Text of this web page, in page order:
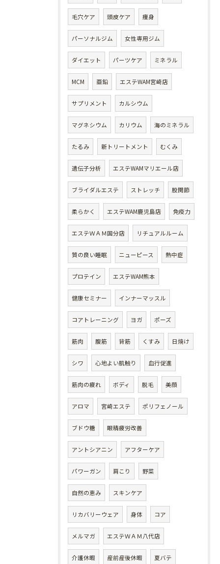
毛穴ケア 頭皮ケア 痩身
パーソナルジム 女性専用ジム
ダイエット パーツケア ミネラル
MCM 亜鉛 エステWAM宮崎店
サプリメント カルシウム
マグネシウム カリウム 海のミネラル
たるみ 新トリートメント むくみ
遺伝子分析 エステWAMマリエール店
ブライダルエステ ストレッチ 股関節
柔らかく エステWAM鹿児島店 免疫力
エステＷＡＭ国分店 リチュアルルーム
質の良い睡眠 ニューピース 熱中症
プロテイン エステWAM熊本
健康セミナー インナーマッスル
コアトレーニング ヨガ ポーズ
筋肉 腹筋 背筋 くすみ 日焼け
シワ 心地よい肌触り 血行促進
筋肉の疲れ ボディ 脱毛 美顔
アロマ 宮崎エステ ポリフェノール
ブドウ糖 眼精疲労改善
アントシアニン アフターケア
パワーガン 肩こり 野菜
自然の恵み スキンケア
リカバリーウェア 身体 コア
メルマガ エステＷＡＭ八代店
介護休暇 産前産後休暇 夏バテ